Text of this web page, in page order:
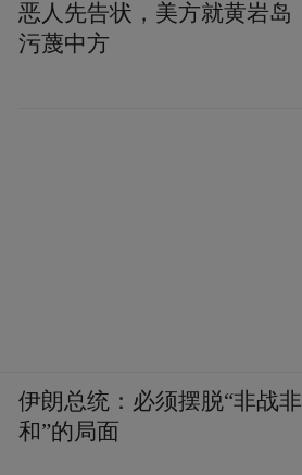
恶人先告状，美方就黄岩岛
污蔑中方
伊朗总统：必须摆脱“非战非
和”的局面